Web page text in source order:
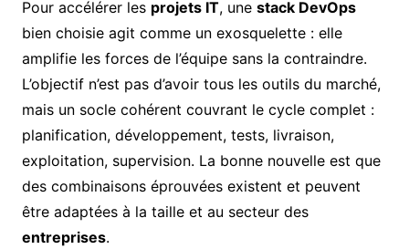
Pour accélérer les projets IT, une stack DevOps
bien choisie agit comme un exosquelette : elle
amplifie les forces de l’équipe sans la contraindre.
L’objectif n’est pas d’avoir tous les outils du marché,
mais un socle cohérent couvrant le cycle complet :
planification, développement, tests, livraison,
exploitation, supervision. La bonne nouvelle est que
des combinaisons éprouvées existent et peuvent
être adaptées à la taille et au secteur des
entreprises.